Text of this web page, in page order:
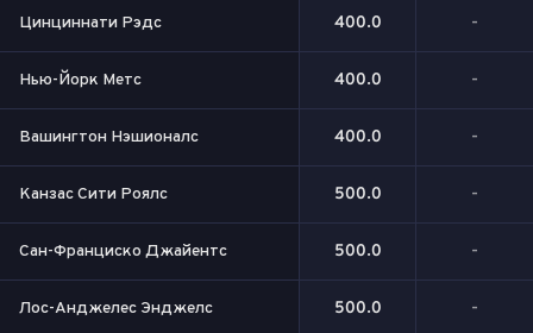
Цинциннати Рэдс 400.0 -
Нью-Йорк Метс 400.0 -
Вашингтон Нэшионалс 400.0 -
Канзас Сити Роялс 500.0 -
Сан-Франциско Джайентс 500.0 -
Лос-Анджелес Энджелс 500.0 -